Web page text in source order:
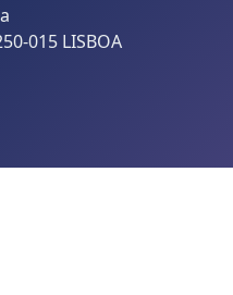
015 LISBOA